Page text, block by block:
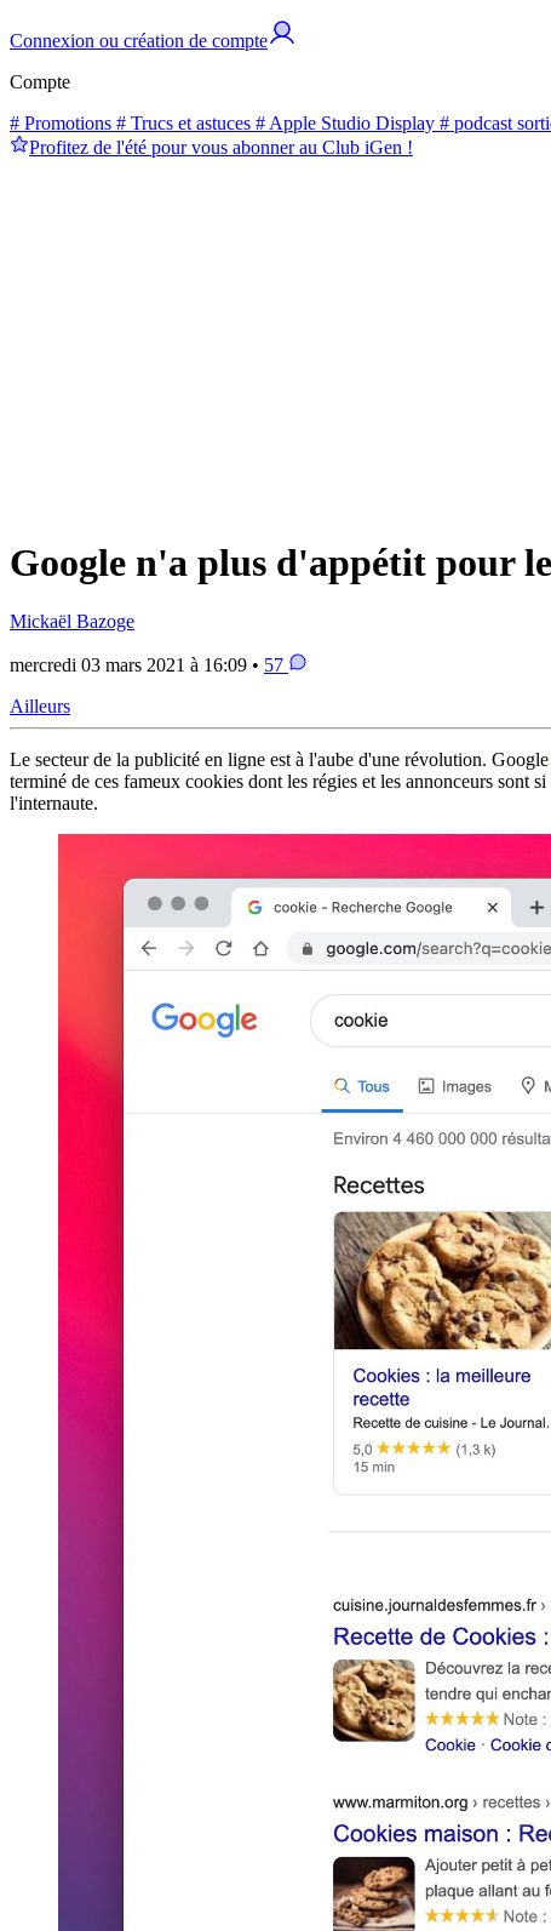
Connexion ou création de compte
Compte
# Promotions # Trucs et astuces # Apple Studio Display # podcast
Profitez de l'été pour vous abonner au Club iGen !
Google n'a plus d'appétit pour
Mickaël Bazoge
mercredi 03 mars 2021 à 16:09 • 57
Ailleurs
Le secteur de la publicité en ligne est à l'aube d'une révolution. Google
terminé de ces fameux cookies dont les régies et les annonceurs
l'internaute.